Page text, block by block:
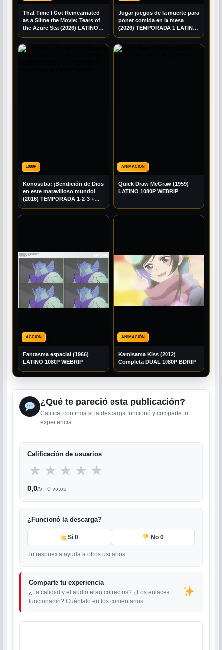
That Time I Got Reincarnated
as a Slime the Movie: Tears of
the Azure Sea (2026) LATINO
Jugar juegos de la muerte para
poner comida en la mesa
(2026) TEMPORADA 1 LATINO
1080P
Konosuba: ¡Bendición de Dios
en este maravilloso mundo!
(2016) TEMPORADA 1-2-3 +
BDRIP
ANIMACIÓN
Quick Draw McGraw (1959)
LATINO 1080P WEBRIP
ACCION
Fantasma espacial (1966)
LATINO 1080P WEBRIP
ANIMACIÓN
Kamisama Kiss (2012)
Completa DUAL 1080P BDRIP
¿Qué te pareció esta publicación?
Califica, confirma si la descarga funcionó y comparte tu
experiencia.
Calificación de usuarios
★ ★ ★ ★ ★
0,0/5 · 0 votos
¿Funcionó la descarga?
Sí0 No 0
Tu respuesta ayuda a otros usuarios.
Comparte tu experiencia
¿La calidad y el audio eran correctos? ¿Los enlaces
funcionaron? Cuéntalo en los comentarios.